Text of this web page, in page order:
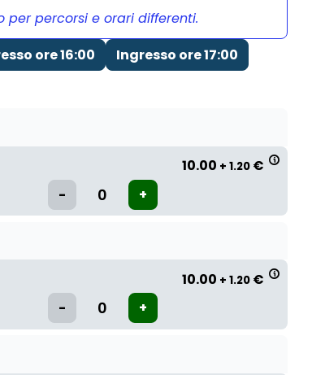
per percorsi e orari differenti.
ore 16:00
Ingresso ore 17:00
10.00 + 1.20 €
10.00 + 1.20 €